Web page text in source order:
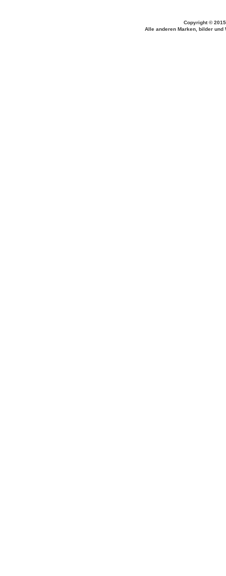
Copyright ©
Alle anderen Marken, bilder und